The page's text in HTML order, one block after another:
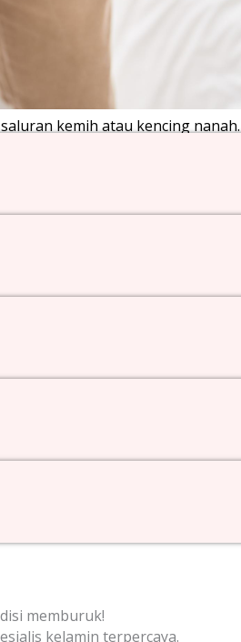
kemih atau kencing nanah.
memburuk!
kelamin terpercaya.